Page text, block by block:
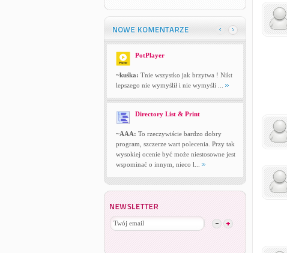
PotPlayer
~kuśka: Tnie wszystko jak brzytwa ! Nikt
lepszego nie wymyślił i nie wymyśli ...
Directory List & Print
~AAA: To rzeczywiście bardzo dobry
program, szczerze wart polecenia. Przy tak
wysokiej ocenie być może niestosowne jest
wspominać o innym, nieco l...